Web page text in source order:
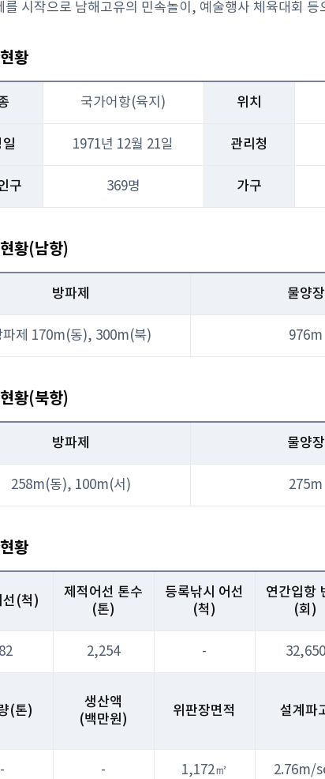
를 시작으로 남해고유의 민속놀이, 예술행사 체육대회
황
국가어항(육지) 위치
1971년 12월 21일 관리청
구 369명 가구
황(남항)
방파제 물양장
파제 170m(동), 300m(북) 976m
황(북항)
방파제 물양장
258m(동), 100m(서) 275m
황
선(척)
제적어선 톤수
(톤)
등록낚시 어선
(척)
연간입항
(회)
2,254 - 32,650
(톤)
생산액
(백만원)
위판장면적 설계파
- - 1,172㎡ 2.76m/